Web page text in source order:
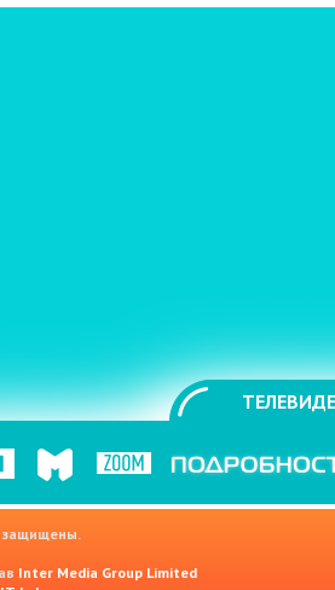
защищены.
Inter Media Group Limited